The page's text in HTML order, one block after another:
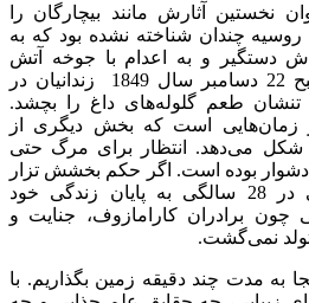
نخستین آثارش مانند بیچارگان را
چندان شناخته نشده بود که به
دستگیر و به اعدام با جوخه آتش
محکوم شد. در سرمای صبح 22 دسامبر سال 1849 زندانیان در
طعم گلوله‌های داغ را بچشد.
زمان‌هایی است که بخش دیگری از
می‌دهد. انتظار برای مرگ حتی
دشوار بوده است. اگر حکم بخشش تزار
صادر نمی‌شد داستایفسکی در 28 سالگی به پایان زندگی خود
برادران کارامازوف، جنایت و
نمی‌گشت.
به مدت چند دقیقه زمین بگذاریم. با